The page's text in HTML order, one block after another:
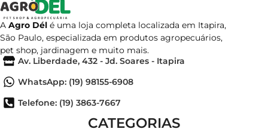
A Agro Dél é uma loja completa localizada em Itapira,
São Paulo, especializada em produtos agropecuários,
pet shop, jardinagem e muito mais.
Av. Liberdade, 432 - Jd. Soares - Itapira
WhatsApp: (19) 98155-6908
Telefone: (19) 3863-7667
CATEGORIAS